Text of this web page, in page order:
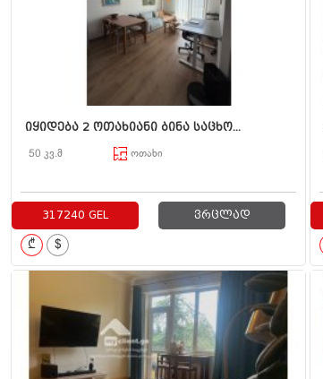
იყიდება 2 ოთახიანი ბინა საცხო...
50 კვ.მ ოთახი
317240 GEL ვრცლად
₾ $